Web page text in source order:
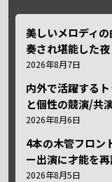
美しいメロディ
奏され堪能した夜
2026年8月7日
内外で活躍する
と個性の競演/共
2026年8月6日
4本の木管フロン
ー出演に才能を
2026年8月5日